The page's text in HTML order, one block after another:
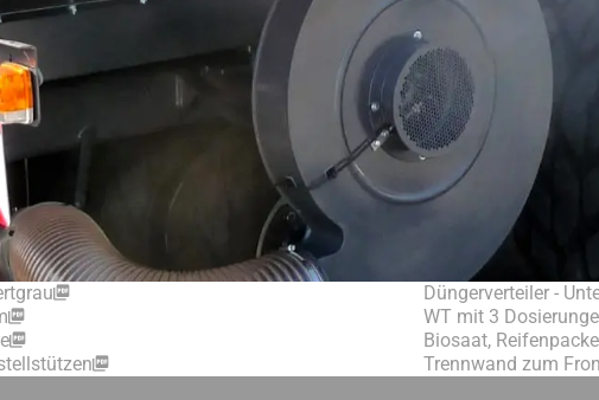
Düngerverteiler -
WT mit 3
Biosaat,
Trennwand zum